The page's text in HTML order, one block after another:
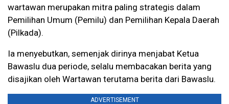
wartawan merupakan mitra paling strategis dalam
Pemilihan Umum (Pemilu) dan Pemilihan Kepala Daerah
(Pilkada).
Ia menyebutkan, semenjak dirinya menjabat Ketua
Bawaslu dua periode, selalu membacakan berita yang
disajikan oleh Wartawan terutama berita dari Bawaslu.
ADVERTISEMENT